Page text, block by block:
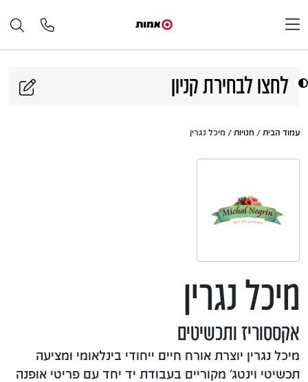
לחצו לבחירת קניון
עמוד הבית / חנויות / מיכל נגרין
מיכל נגרין
אקססוריז ותכשיטים
מיכל נגרין יוצרת אורח חיים ייחודי בינלאומי ומציעה
תכשיטי וינטג׳ מקוריים בעבודת יד יחד עם פריטי אופנה